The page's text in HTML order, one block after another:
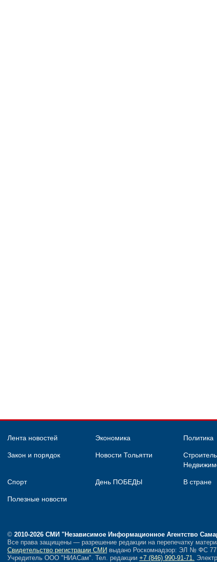
Лента новостей Экономика Политика
Закон и порядок Новости Тольятти
Спорт День ПОБЕДЫ В стране
Полезные новости
© 2010-2026 СМИ "Независимое Информационное Агентство
Все права защищены — разрешение редакции на перепечатку
Свидетельство регистрации СМИ выдано Роскомнадзор: ЭЛ № ФС 77
Учредитель ООО "НИАСам". Тел. редакции +7 (846) 990-91-71.